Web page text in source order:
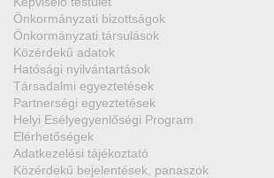
Önkormányzati bizottságok
Önkormányzati társulások
Közérdekű adatok
Hatósági nyilvántartások
Társadalmi egyeztetések
Partnerségi egyeztetések
Helyi Esélyegyenlőségi Program
Elérhetőségek
Adatkezelési tájékoztató
Közérdekű bejelentések, panaszok